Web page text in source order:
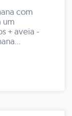
com
um
+ aveia -